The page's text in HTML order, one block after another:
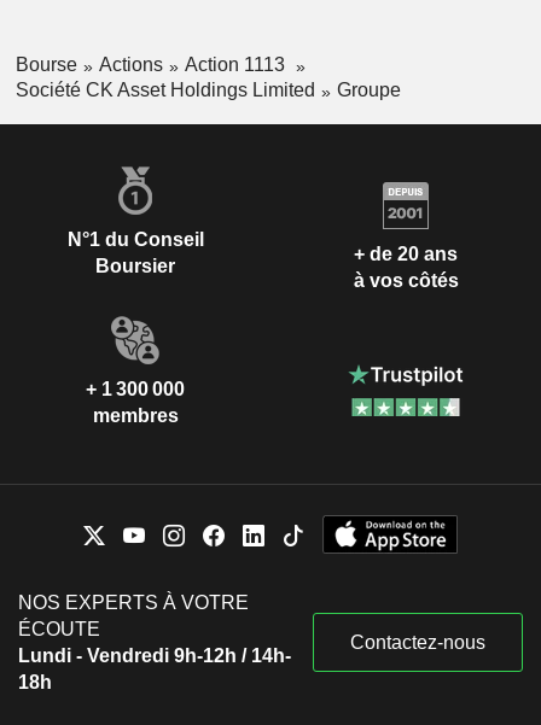
Bourse Actions
Action 1113
Société CK Asset Holdings Limited
Groupe
N°1 du Conseil
Boursier
+ de 20 ans
à vos côtés
+ 1 300 000
membres
NOS EXPERTS À VOTRE
ÉCOUTE
Lundi - Vendredi 9h-12h / 14h-
18h
Contactez-nous